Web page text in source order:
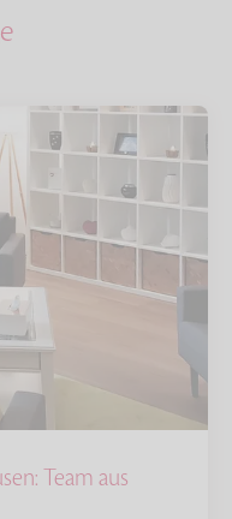
Team aus